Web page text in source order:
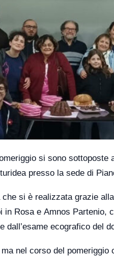
si sono
presso la sede di
che si è realizzata grazie
Rosa e Amnos Partenio,
dall’esame ecografico del
nel corso del